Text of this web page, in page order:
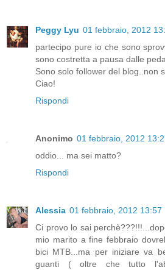
Peggy Lyu 01 febbraio, 2012
partecipo pure io che sono
sono costretta a pausa dalle
Sono solo follower del blog..non
Ciao!
Rispondi
Anonimo 01 febbraio, 2012
oddio... ma sei matto?
Rispondi
Alessia 01 febbraio, 2012 13:57
Ci provo lo sai
mio marito a fine febbraio
bici MTB...ma per iniziare va
guanti ( oltre che tutto